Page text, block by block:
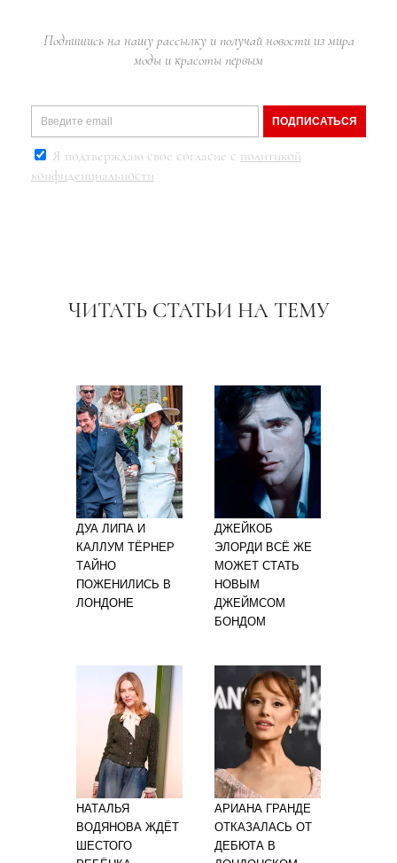
Подпишись на нашу рассылку и получай новости из мира
моды и красоты первым
ПОДПИСАТЬСЯ
Я подтверждаю свое согласие с политикой
конфиденциальности
ЧИТАТЬ СТАТЬИ НА ТЕМУ
ДУА ЛИПА И
КАЛЛУМ ТЁРНЕР
ТАЙНО
ПОЖЕНИЛИСЬ В
ЛОНДОНЕ
ДЖЕЙКОБ
ЭЛОРДИ ВСЁ ЖЕ
МОЖЕТ СТАТЬ
НОВЫМ
ДЖЕЙМСОМ
БОНДОМ
НАТАЛЬЯ
ВОДЯНОВА ЖДЁТ
ШЕСТОГО
АРИАНА ГРАНДЕ
ОТКАЗАЛАСЬ ОТ
ДЕБЮТА В